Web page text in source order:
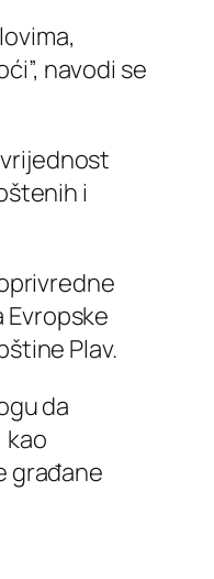
navodi se
i
Plav.
da
kao
građane